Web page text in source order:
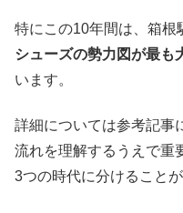
特にこの10年間は、箱根
シューズの勢力図が最も
います。
詳細については参考記事
流れを理解するうえで重
3つの時代に分けることが